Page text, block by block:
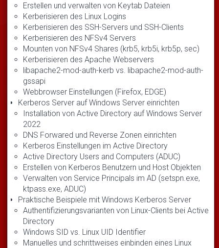
Erstellen und verwalten von Keytab Dateien
Kerberisieren des Linux Logins
Kerberisieren des SSH-Servers und SSH-Clients
Kerberisieren des NFSv4 Servers
Mounten von NFSv4 Shares (krb5, krb5i, krb5p, sec)
Kerberisieren des Apache Webservers
libapache2-mod-auth-kerb vs. libapache2-mod-auth-
gssapi
Webbrowser Einstellungen (Firefox, EDGE)
Kerberos Server auf Windows Server einrichten
Installation von Active Directory auf Windows Server
2022
DNS Forwared und Reverse Zonen einrichten
Kerberos Einstellungen im Active Directory
Active Directory Users and Computers (ADUC)
Erstellen von Kerberos Benutzern und Host Objekten
Verwalten von Service Principals im AD (setspn.exe,
ktpass.exe, ADUC)
Praktische Beispiele mit Windows Kerberos Server
Authentifizierungsvarianten von Linux-Clients bei Active
Directory
Windows SID vs. Linux UID Identifier
Manuelles und schrittweises einbinden eines Linux